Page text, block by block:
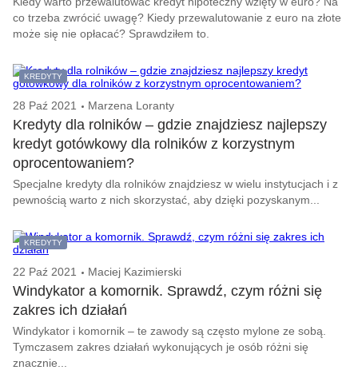
co trzeba zwrócić uwagę? Kiedy przewalutowanie z euro na złote
może się nie opłacać? Sprawdziłem to.
KREDYTY
28 Paź 2021 Marzena Loranty
Kredyty dla rolników – gdzie znajdziesz najlepszy
kredyt gotówkowy dla rolników z korzystnym
oprocentowaniem?
Specjalne kredyty dla rolników znajdziesz w wielu instytucjach i z
pewnością warto z nich skorzystać, aby dzięki pozyskanym...
KREDYTY
22 Paź 2021 Maciej Kazimierski
Windykator a komornik. Sprawdź, czym różni się
zakres ich działań
Windykator i komornik – te zawody są często mylone ze sobą.
Tymczasem zakres działań wykonujących je osób różni się
znacznie...